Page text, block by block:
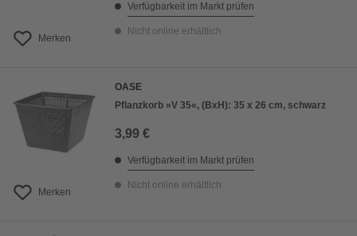
Merken
Verfügbarkeit im Markt prüfen
Nicht online erhältlich
Merken
OASE
Pflanzkorb »V 35«, (BxH): 35 x 26 cm, schwarz
3,99 €
Verfügbarkeit im Markt prüfen
Nicht online erhältlich